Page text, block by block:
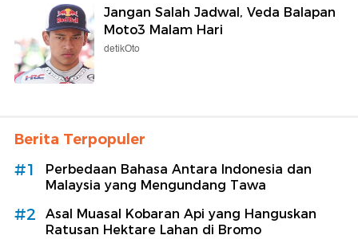
Jangan Salah Jadwal, Veda Balapan
Moto3 Malam Hari
detikOto
Berita Terpopuler
#1
Perbedaan Bahasa Antara Indonesia dan
Malaysia yang Mengundang Tawa
#2
Asal Muasal Kobaran Api yang Hanguskan
Ratusan Hektare Lahan di Bromo